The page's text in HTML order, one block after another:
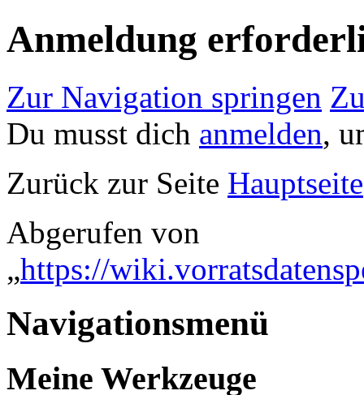
Anmeldung
Zur Navigation springen
Du musst dich anmelden,
Zurück zur Seite Hauptseite
Abgerufen von
„https://
Navigationsmenü
Meine Werkzeuge